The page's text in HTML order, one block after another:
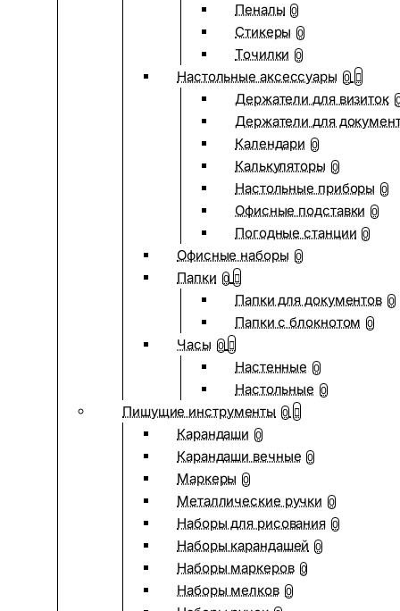
Пеналы 0
Стикеры 0
Точилки 0
Настольные аксессуары 0
Держатели для визиток
Держатели для
Календари 0
Калькуляторы 0
Настольные приборы 0
Офисные подставки 0
Погодные станции 0
Офисные наборы 0
Папки 0
Папки для документов 0
Папки с блокнотом 0
Часы 0
Настенные 0
Настольные 0
Пишущие инструменты 0
Карандаши 0
Карандаши вечные 0
Маркеры 0
Металлические ручки 0
Наборы для рисования 0
Наборы карандашей 0
Наборы маркеров 0
Наборы мелков 0